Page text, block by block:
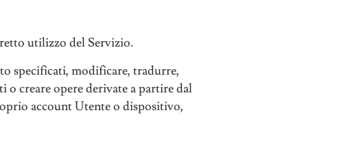
utilizzo del Servizio.
specificati, modificare, tradurre,
o creare opere derivate a partire dal
account Utente o dispositivo,